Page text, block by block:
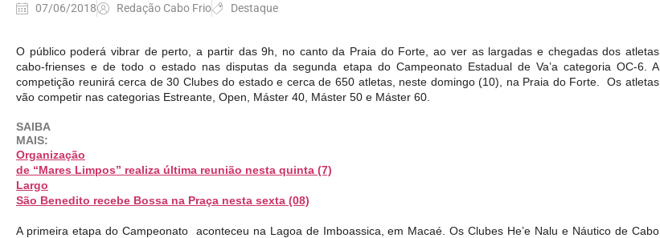
07/06/2018 Redação Cabo Frio Destaque
O público poderá vibrar de perto, a partir das 9h, no canto da Praia do Forte, ao ver as largadas e chegadas dos atletas
cabo-frienses e de todo o estado nas disputas da segunda etapa do Campeonato Estadual de Va’a categoria OC-6. A
competição reunirá cerca de 30 Clubes do estado e cerca de 650 atletas, neste domingo (10), na Praia do Forte.  Os atletas
vão competir nas categorias Estreante, Open, Máster 40, Máster 50 e Máster 60.
SAIBA
MAIS:
Organização
de “Mares Limpos” realiza última reunião nesta quinta (7)
Largo
São Benedito recebe Bossa na Praça nesta sexta (08)
A primeira etapa do Campeonato  aconteceu na Lagoa de Imboassica, em Macaé. Os Clubes He’e Nalu e Náutico de Cabo